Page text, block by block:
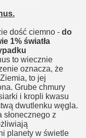
dość ciemno - do
1% światła
to wiecznie
oznacza, że
to jej
Grube chmury
i kropli kwasu
dwutlenku węgla.
słonecznego z
planety w świetle